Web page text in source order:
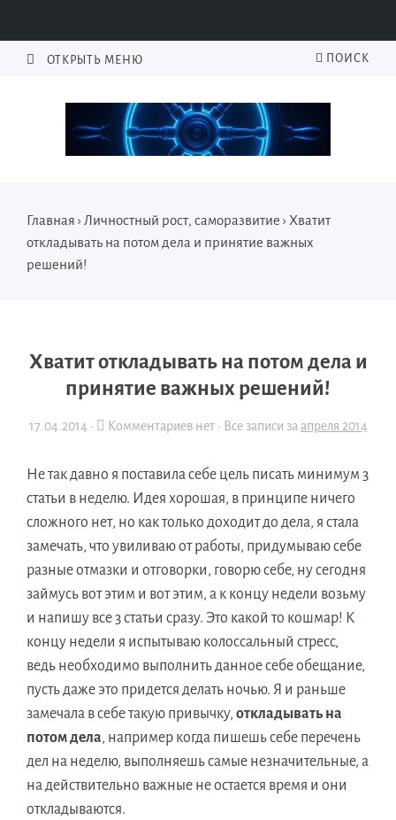
ОТКРЫТЬ МЕНЮ ПОИСК
Главная › Личностный рост, саморазвитие › Хватит
откладывать на потом дела и принятие важных
решений!
Хватит откладывать на потом дела и
принятие важных решений!
17.04.2014 · Комментариев нет · Все записи за апреля 2014
Не так давно я поставила себе цель писать минимум 3
статьи в неделю. Идея хорошая, в принципе ничего
сложного нет, но как только доходит до дела, я стала
замечать, что увиливаю от работы, придумываю себе
разные отмазки и отговорки, говорю себе, ну сегодня
займусь вот этим и вот этим, а к концу недели возьму
и напишу все 3 статьи сразу. Это какой то кошмар! К
концу недели я испытываю колоссальный стресс,
ведь необходимо выполнить данное себе обещание,
пусть даже это придется делать ночью. Я и раньше
замечала в себе такую привычку, откладывать на
потом дела, например когда пишешь себе перечень
дел на неделю, выполняешь самые незначительные, а
на действительно важные не остается время и они
откладываются.